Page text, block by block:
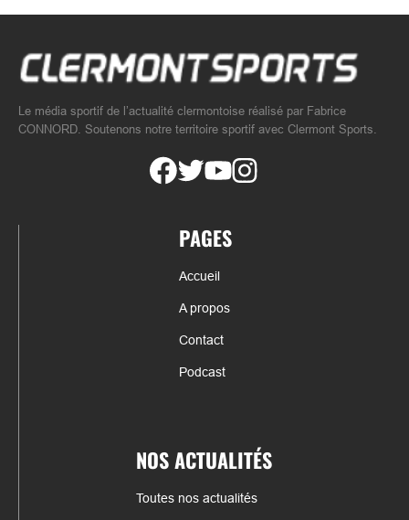
Le média sportif de l’actualité clermontoise réalisé par Fabrice
CONNORD. Soutenons notre territoire sportif avec Clermont Sports.
PAGES
Accueil
A propos
Contact
Podcast
NOS ACTUALITÉS
Toutes nos actualités